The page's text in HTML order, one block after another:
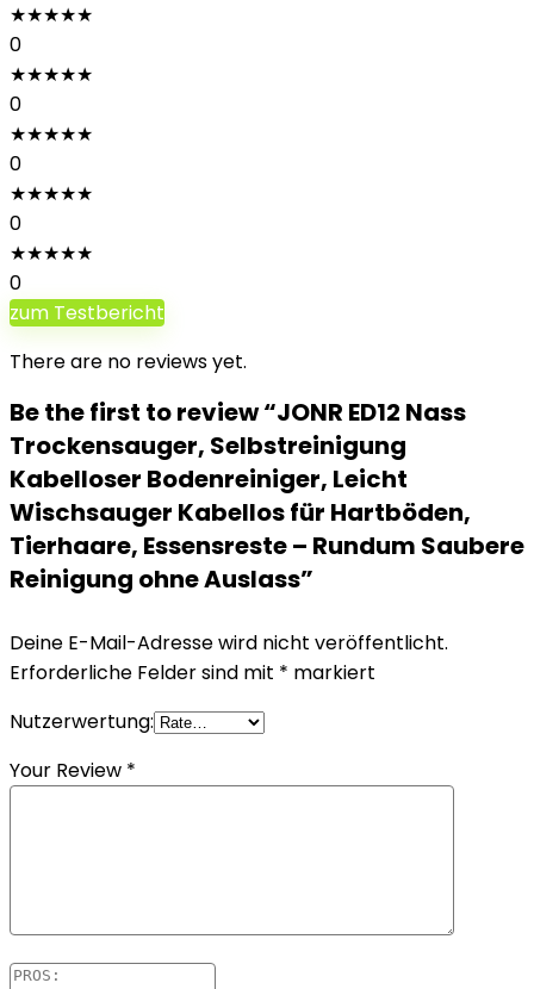
★★★★★
0
★★★★★
0
★★★★★
0
★★★★★
0
★★★★★
0
zum Testbericht
There are no reviews yet.
Be the first to review “JONR ED12 Nass
Trockensauger, Selbstreinigung
Kabelloser Bodenreiniger, Leicht
Wischsauger Kabellos für Hartböden,
Tierhaare, Essensreste – Rundum Saubere
Reinigung ohne Auslass”
Deine E-Mail-Adresse wird nicht veröffentlicht.
Erforderliche Felder sind mit * markiert
Nutzerwertung:
Your Review *